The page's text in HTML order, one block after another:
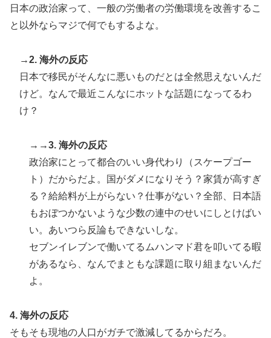
日本の政治家って、一般の労働者の労働環境を改善するこ
と以外ならマジで何でもするよな。
→2. 海外の反応
日本で移民がそんなに悪いものだとは全然思えないんだ
けど。なんで最近こんなにホットな話題になってるわ
け？
→→3. 海外の反応
政治家にとって都合のいい身代わり（スケープゴー
ト）だからだよ。国がダメになりそう？家賃が高すぎ
る？給給料が上がらない？仕事がない？全部、日本語
もおぼつかないような少数の連中のせいにしとけばい
い。あいつら反論もできないしな。
セブンイレブンで働いてるムハンマド君を叩いてる暇
があるなら、なんでまともな課題に取り組まないんだ
よ。
4. 海外の反応
そもそも現地の人口がガチで激減してるからだろ。